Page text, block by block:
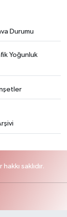
Durumu
Yoğunluk
saklıdır.